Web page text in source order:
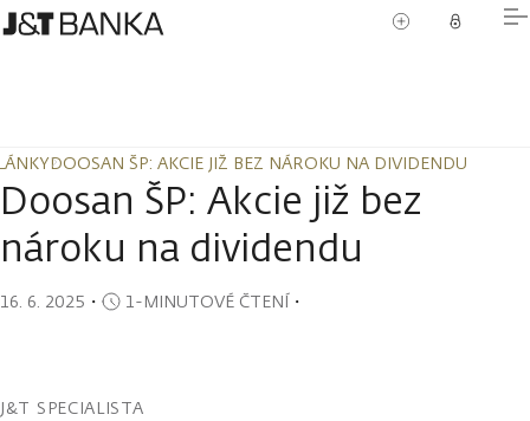
DOOSAN ŠP: AKCIE JIŽ BEZ NÁROKU NA DIVIDENDU
DOOSAN ŠP: AKCIE JIŽ BEZ NÁROKU NA DIVIDENDU
Doosan ŠP: Akcie již bez
nároku na dividendu
16. 6. 2025 ・ 1-MINUTOVÉ ČTENÍ・
J&T SPECIALISTA